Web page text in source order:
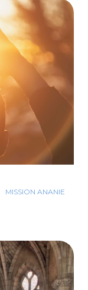
MISSION ANANIE